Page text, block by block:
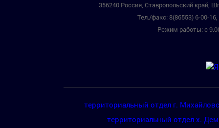
356240 Россия, Ставропольский край,
Тел./факс: 8(86553) 6-00-
Режим работы: с
территориальный отдел г.
территориальный отдел х.